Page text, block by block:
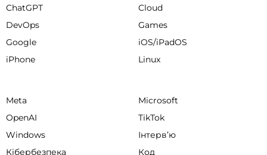
ChatGPT
Cloud
DevOps
Games
Google
iOS/iPadOS
iPhone
Linux
Meta
Microsoft
OpenAI
TikTok
Windows
Інтервʼю
Кібербезпека
Код